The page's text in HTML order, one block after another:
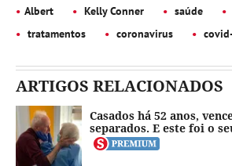
Albert Kelly Conner saúde
tratamentos
coronavirus
ARTIGOS RELACIONADOS
Casados há 52 anos,
separados. E este foi o